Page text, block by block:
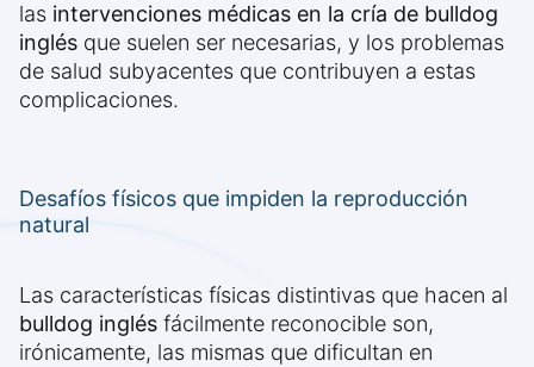
las intervenciones médicas en la cría de bulldog
inglés que suelen ser necesarias, y los problemas
de salud subyacentes que contribuyen a estas
complicaciones.
Desafíos físicos que impiden la reproducción
natural
Las características físicas distintivas que hacen al
bulldog inglés fácilmente reconocible son,
irónicamente, las mismas que dificultan en